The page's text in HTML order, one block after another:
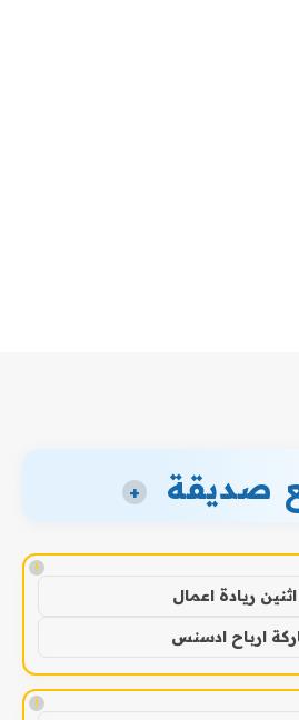
صديقة +
!
ريادة اعمال
ارباح ادسنس
!